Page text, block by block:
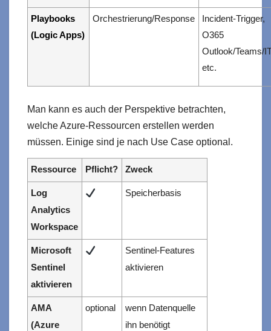
Playbooks
(Logic Apps)
Orchestrierung/Response
Incident‑Trigger,
O365
Outlook/Teams/
etc.
Man kann es auch der Perspektive betrachten,
welche Azure-Ressourcen erstellen werden
müssen. Einige sind je nach Use Case optional.
Ressource Pflicht? Zweck
Log
Analytics
Workspace
Speicherbasis
Microsoft
Sentinel
aktivieren
Sentinel-Features
aktivieren
AMA
(Azure
optional
wenn Datenquelle
ihn benötigt